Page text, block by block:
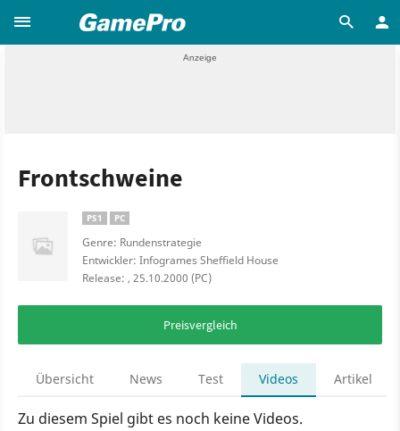
Frontschweine
PS1 PC
Genre: Rundenstrategie
Entwickler: Infogrames Sheffield House
Release: , 25.10.2000 (PC)
Preisvergleich
Übersicht News Test Videos Artikel
Zu diesem Spiel gibt es noch keine Videos.